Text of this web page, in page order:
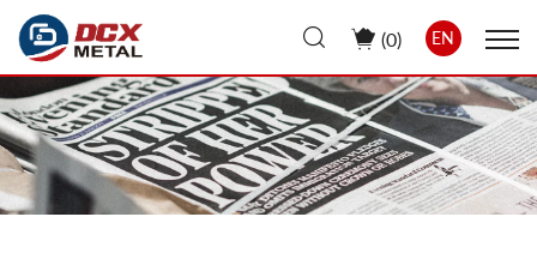
(0) EN